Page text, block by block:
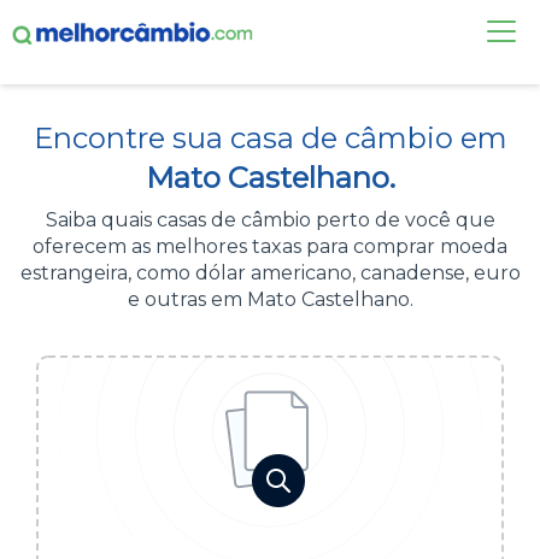
CASAS DE CÂMBIO
DÓLAR HOJE
ALERTA DE CÂMBIO
Acesse sua conta:
BROKER DE OFERTAS
ou cadastre-se se ainda não tem registro:
Encontre sua casa de câmbio em
Mato Castelhano.
Saiba quais casas de câmbio perto de você que
oferecem as melhores taxas para comprar moeda
estrangeira, como dólar americano, canadense, euro
e outras em Mato Castelhano.